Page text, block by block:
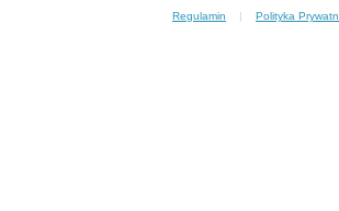
Regulamin | Polityka